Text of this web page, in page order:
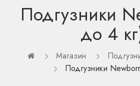
Подгузники
до 4
Магазин
Подгузники